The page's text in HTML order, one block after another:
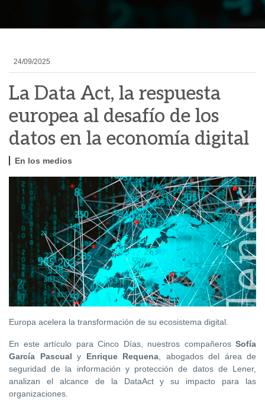
24/09/2025
La Data Act, la respuesta
europea al desafío de los
datos en la economía digital
En los medios
Europa acelera la transformación de su ecosistema digital.
En este artículo para Cinco Días, nuestros compañeros Sofía
García Pascual y Enrique Requena , abogados del área de
seguridad de la información y protección de datos de Lener,
analizan el alcance de la DataActy su impacto para las
organizaciones.